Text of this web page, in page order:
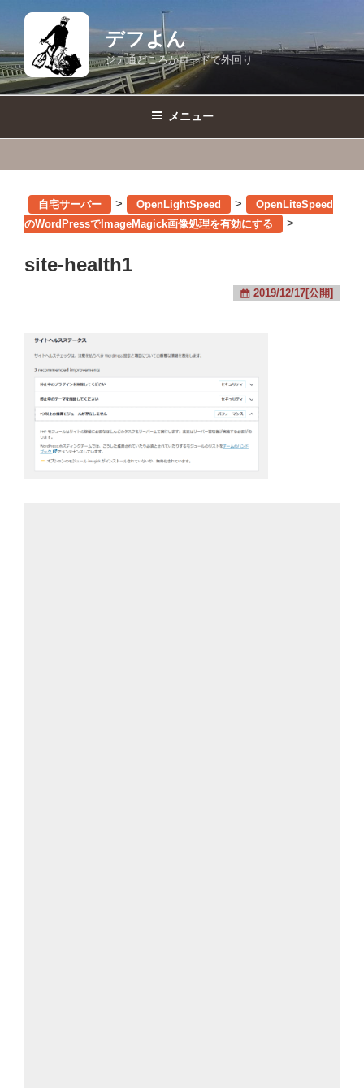
テ
ン
ツ
デフよん
ジテ通どころかロードで外回り
メニュー
自宅サーバー > OpenLightSpeed >
OpenLiteSpeed
のWordPressでImageMagick画像処理を有効にする
>
site-health1
2019/12/17[公開]